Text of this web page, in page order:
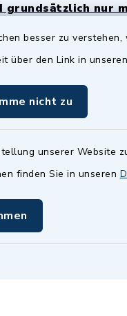
besser zu
über den Link in unseren
nicht zu
unserer Website
finden Sie in unseren
grundsätzlich nur
Bürgeramt/EWO/
Mittwochs